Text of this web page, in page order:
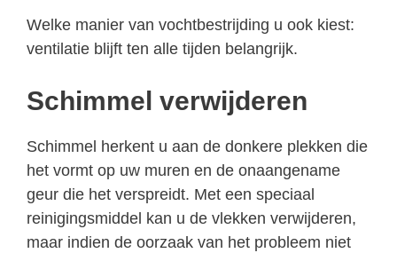
Welke manier van vochtbestrijding u ook kiest:
ventilatie blijft ten alle tijden belangrijk.
Schimmel verwijderen
Schimmel herkent u aan de donkere plekken die
het vormt op uw muren en de onaangename
geur die het verspreidt. Met een speciaal
reinigingsmiddel kan u de vlekken verwijderen,
maar indien de oorzaak van het probleem niet